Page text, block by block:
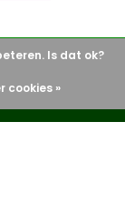
Is dat ok?
cookies »